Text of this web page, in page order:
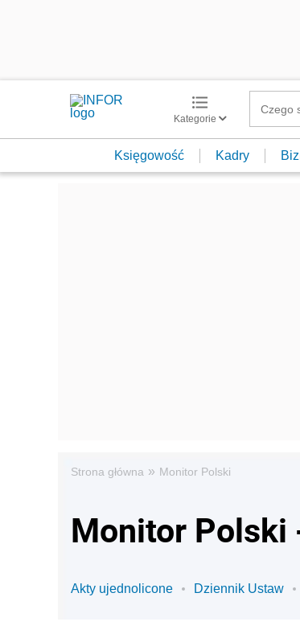
Kategorie
Księgowość Kadry
Strona główna » Monitor Polski
Monitor Polski
Akty ujednolicone Dziennik Ustaw